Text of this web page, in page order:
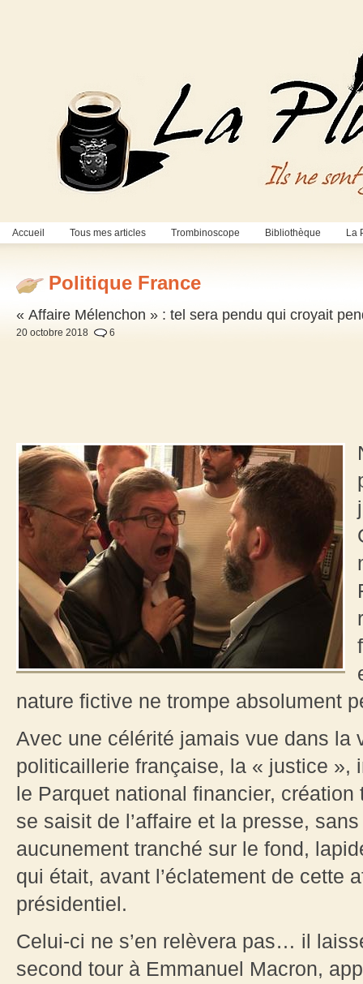
Accueil Tous mes articles Trombinoscope Bibliothèque La
Politique France
« Affaire Mélenchon » : tel sera pendu qui croyait
20 octobre 2018 6
nature fictive ne trompe absolument
Avec une célérité jamais vue dans la
politicaillerie française, la « justice »,
le Parquet national financier,
se saisit de l’affaire et la presse,
aucunement tranché sur le fond,
qui était, avant l’éclatement de cette
présidentiel.
Celui-ci ne s’en relèvera pas… il
second tour à Emmanuel Macron,